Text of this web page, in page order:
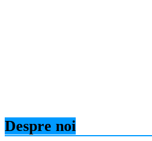
Despre noi